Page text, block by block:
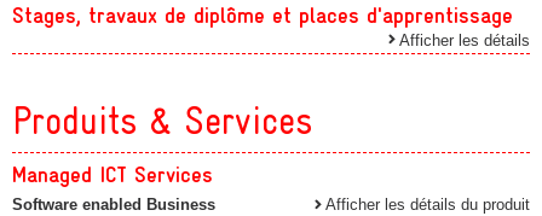
Stages, travaux de diplôme et places d'apprentissage
Afficher les détails
Produits & Services
Managed ICT Services
Software enabled Business Afficher les détails du produit